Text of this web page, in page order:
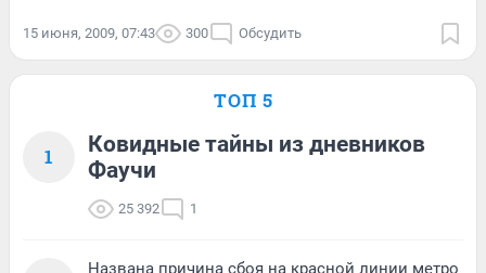
15 июня, 2009, 07:43 300 Обсудить
ТОП 5
1
Ковидные тайны из дневников
Фаучи
25 392 1
Названа причина сбоя на красной линии метро